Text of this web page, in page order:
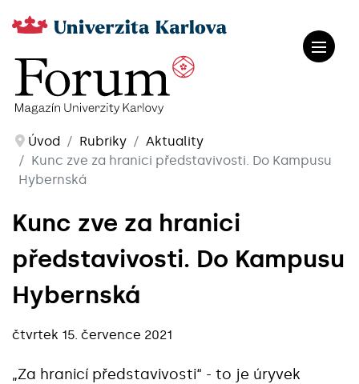
Úvod Rubriky
Aktuality
Kunc zve za hranici představivosti. Do Kampusu
Hybernská
Kunc zve za hranici
představivosti. Do Kampusu
Hybernská
čtvrtek 15. července 2021
„‎Za hranicí představivosti“ - to je úryvek